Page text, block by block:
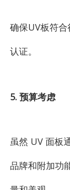
确保UV板符
认证。
5. 预算考虑
虽然 UV 面板
品牌和附加功